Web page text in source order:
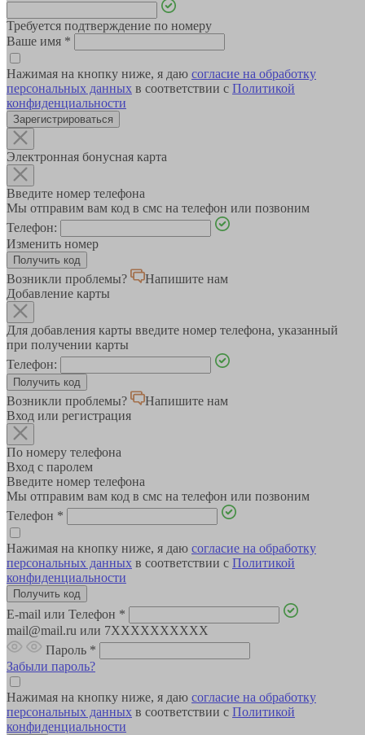
Требуется подтверждение по номеру
Ваше имя *
Нажимая на кнопку ниже, я даю согласие на обработку
персональных данных в соответствии с Политикой
конфиденциальности
Зарегистрироваться
Электронная бонусная карта
Введите номер телефона
Мы отправим вам код в смс на телефон или позвоним
Телефон:
Изменить номер
Возникли проблемы?
Напишите нам
Добавление карты
Для добавления карты введите номер телефона, указанный
при получении карты
Телефон:
Возникли проблемы?
Напишите нам
Вход или регистрация
По номеру телефона
Вход с паролем
Введите номер телефона
Мы отправим вам код в смс на телефон или позвоним
Телефон *
Нажимая на кнопку ниже, я даю согласие на обработку
персональных данных в соответствии с Политикой
конфиденциальности
E-mail или Телефон *
mail@mail.ru или 7XXXXXXXXXX
Пароль *
Забыли пароль?
Нажимая на кнопку ниже, я даю согласие на обработку
персональных данных в соответствии с Политикой
конфиденциальности